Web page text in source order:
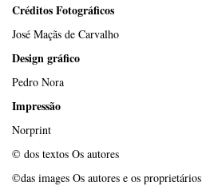
Créditos Fotográficos
José Maçãs de Carvalho
Design gráfico
Pedro Nora
Impressão
Norprint
© dos textos Os autores
©das images Os autores e os proprietários